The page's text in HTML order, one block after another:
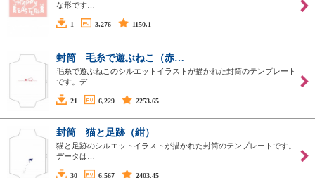
な形です…
1 3,276 1150.1
封筒 毛糸で遊ぶねこ（赤…
毛糸で遊ぶねこのシルエットイラストが描かれた封筒のテンプレート
です。デ…
21 6,229 2253.65
封筒 猫と足跡（紺）
猫と足跡のシルエットイラストが描かれた封筒のテンプレートです。
データは…
30 6,567 2403.45